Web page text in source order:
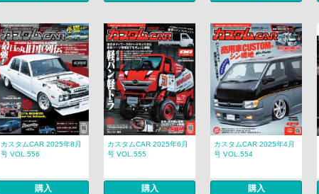
カスタムCAR 2025年8月
号 VOL.556
購入
カスタムCAR 2025年6月
号 VOL.555
購入
カスタムCAR 2025年4月
号 VOL.554
購入